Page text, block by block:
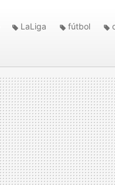
LaLiga fútbol